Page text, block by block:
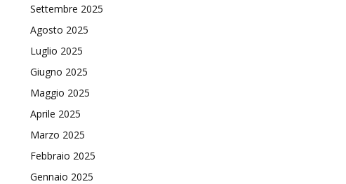
Settembre 2025
Agosto 2025
Luglio 2025
Giugno 2025
Maggio 2025
Aprile 2025
Marzo 2025
Febbraio 2025
Gennaio 2025